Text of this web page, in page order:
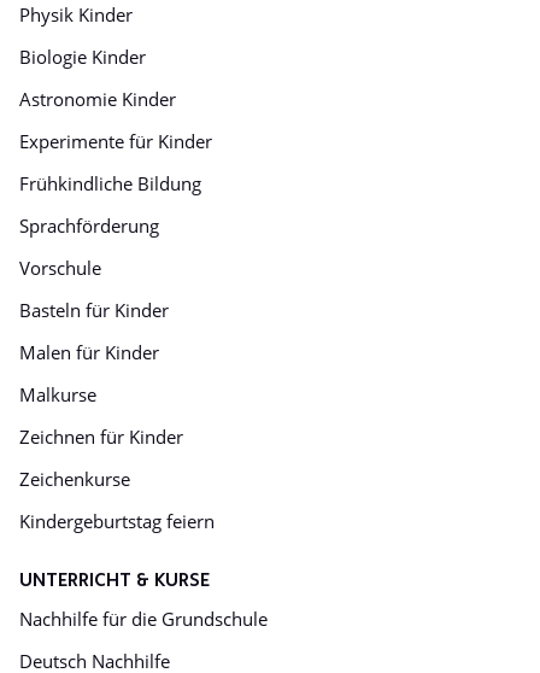
Physik Kinder
Biologie Kinder
Astronomie Kinder
Experimente für Kinder
Frühkindliche Bildung
Sprachförderung
Vorschule
Basteln für Kinder
Malen für Kinder
Malkurse
Zeichnen für Kinder
Zeichenkurse
Kindergeburtstag feiern
UNTERRICHT & KURSE
Nachhilfe für die Grundschule
Deutsch Nachhilfe